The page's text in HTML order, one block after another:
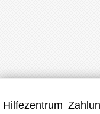
Hilfezentrum